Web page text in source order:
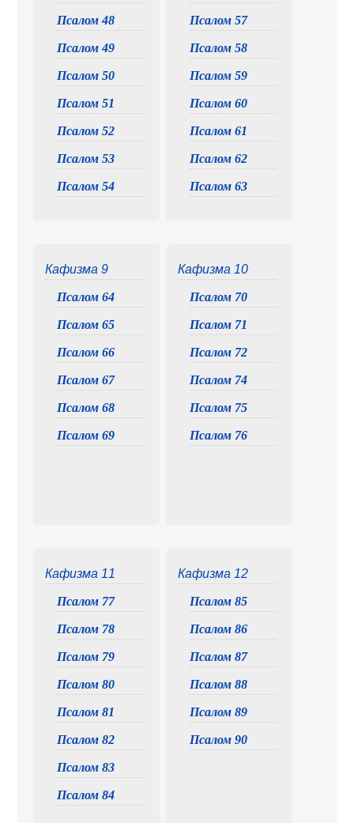
Псалом 48
Псалом 49
Псалом 50
Псалом 51
Псалом 52
Псалом 53
Псалом 54
Псалом 57
Псалом 58
Псалом 59
Псалом 60
Псалом 61
Псалом 62
Псалом 63
Кафизма 9
Псалом 64
Псалом 65
Псалом 66
Псалом 67
Псалом 68
Псалом 69
Кафизма 10
Псалом 70
Псалом 71
Псалом 72
Псалом 74
Псалом 75
Псалом 76
Кафизма 11
Псалом 77
Псалом 78
Псалом 79
Псалом 80
Псалом 81
Псалом 82
Псалом 83
Псалом 84
Кафизма 12
Псалом 85
Псалом 86
Псалом 87
Псалом 88
Псалом 89
Псалом 90